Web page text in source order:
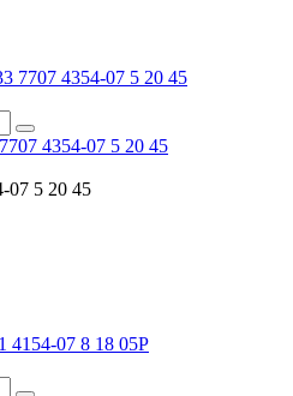
4354-07 5 20 45
07 5 20 45